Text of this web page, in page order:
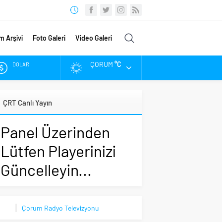
Arşivi Foto Galeri Video Galeri
DOLAR
ALTIN
BIST
ÇORUM °C
ÇRT Canlı Yayın
Panel Üzerinden
Lütfen Playerinizi
Güncelleyin...
Çorum Radyo Televizyonu